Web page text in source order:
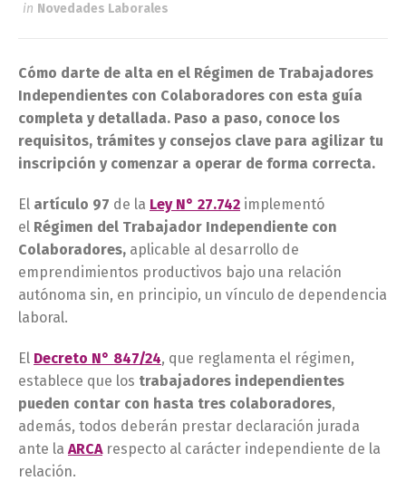
in Novedades Laborales
Cómo darte de alta en el Régimen de Trabajadores
Independientes con Colaboradores con esta guía
completa y detallada. Paso a paso, conoce los
requisitos, trámites y consejos clave para agilizar tu
inscripción y comenzar a operar de forma correcta.
El artículo 97 de la Ley N° 27.742 implementó
el Régimen del Trabajador Independiente con
Colaboradores, aplicable al desarrollo de
emprendimientos productivos bajo una relación
autónoma sin, en principio, un vínculo de dependencia
laboral.
El Decreto N° 847/24, que reglamenta el régimen,
establece que los trabajadores independientes
pueden contar con hasta tres colaboradores,
además, todos deberán prestar declaración jurada
ante la ARCArespecto al carácter independiente de la
relación.